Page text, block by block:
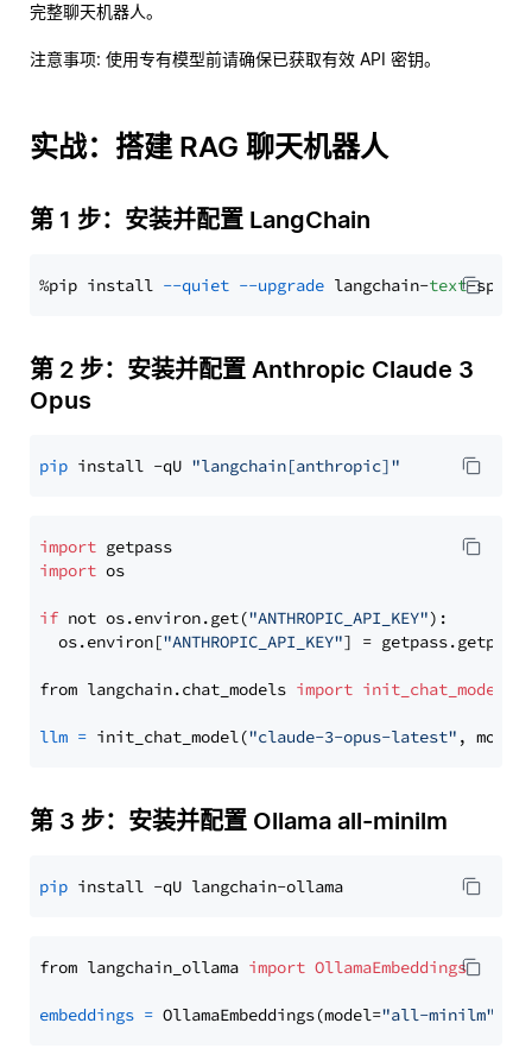
完整聊天机器人。
注意事项: 使用专有模型前请确保已获取有效 API 密钥。
实战：搭建 RAG 聊天机器人
第 1 步：安装并配置 LangChain
%pip install --quiet --upgrade langchain-text
第 2 步：安装并配置 Anthropic Claude 3
Opus
pip install -qU "langchain[anthropic]"
import
import os
if not os.environ.get("ANTHROPIC_API_KEY"):
  os.environ[
"ANTHROPIC_API_KEY"] = getpass.getpass(
from langchain.chat_models import init_chat_model
llm = init_chat_model("claude-3-opus-latest" ,
第 3 步：安装并配置 Ollama all-minilm
pip
from langchain_ollama import OllamaEmbeddings
embeddings = OllamaEmbeddings(model="all-minilm"